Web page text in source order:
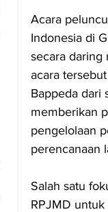
Acara
Indonesia di
secara daring
acara
Bappeda dari
memberikan
pengelolaan
perencanaan
Salah satu
RPJMD